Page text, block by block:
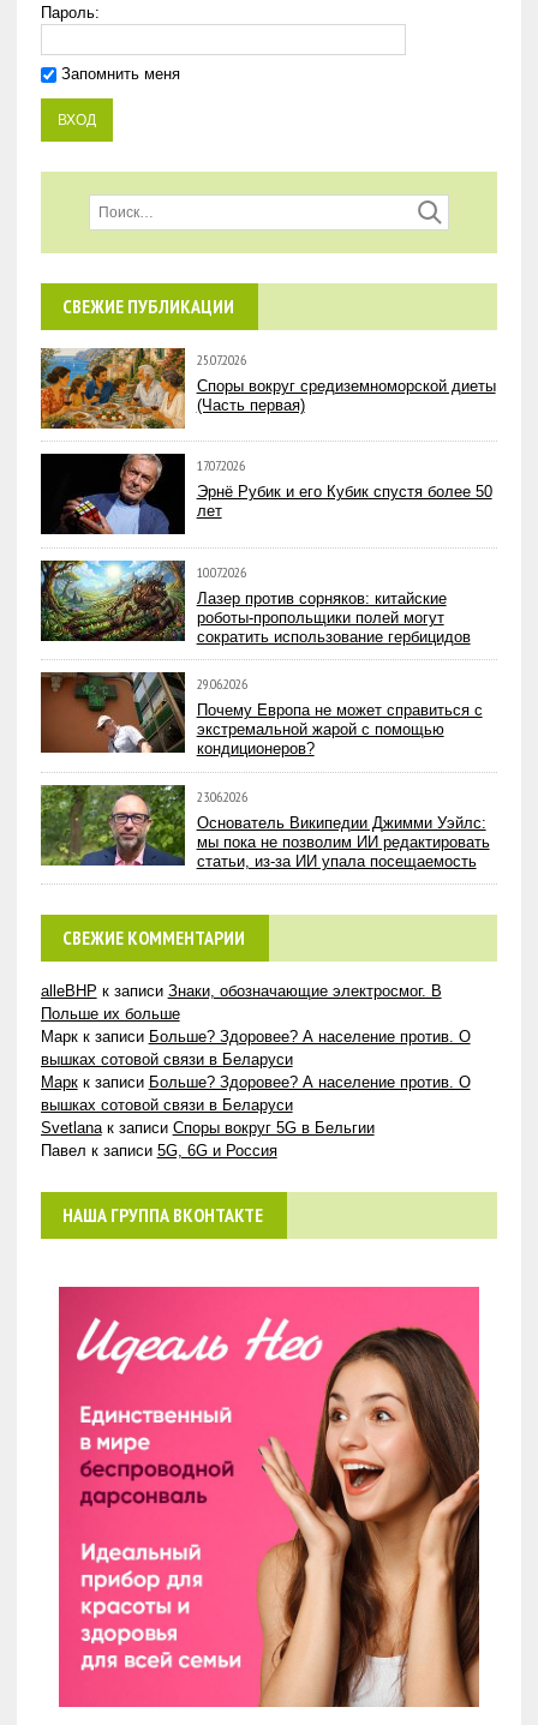
Пароль:
Запомнить меня
СВЕЖИЕ ПУБЛИКАЦИИ
25.07.2026
Споры вокруг средиземноморской диеты
(Часть первая)
17.07.2026
Эрнё Рубик и его Кубик спустя более 50
лет
10.07.2026
Лазер против сорняков: китайские
роботы-пропольщики полей могут
сократить использование гербицидов
29.06.2026
Почему Европа не может справиться с
экстремальной жарой с помощью
кондиционеров?
23.06.2026
Основатель Википедии Джимми Уэйлс:
мы пока не позволим ИИ редактировать
статьи, из-за ИИ упала посещаемость
СВЕЖИЕ КОММЕНТАРИИ
alleBHP к записи Знаки, обозначающие электросмог. В
Польше их больше
Маркк записи Больше? Здоровее? А население против. О
вышках сотовой связи в Беларуси
Маркк записи Больше? Здоровее? А население против. О
вышках сотовой связи в Беларуси
Svetlanaк записи Споры вокруг 5G в Бельгии
Павел к записи 5G, 6G и Россия
НАША ГРУППА ВКОНТАКТЕ